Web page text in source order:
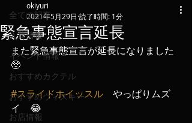
全ての記事
入荷情報
イベント情報
おすすめカクテル
おすすめウィスキー
お店情報
緊急事態宣言延長
okiyuri
2021年5月29日 読了時間: 1分
また緊急事態宣言が延長になりました
🥺
#スライドホイッスル やっぱりムズ
イ　😂